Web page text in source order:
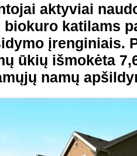
aktyviai
katilams
įrenginiais.
ūkių išmokėta
namų